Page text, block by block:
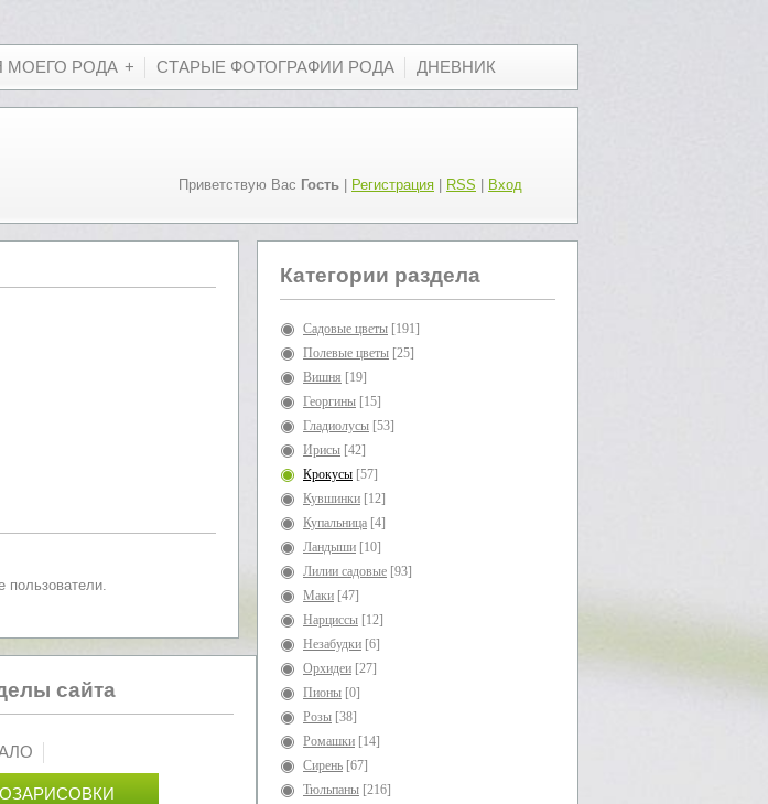
МОЕГО РОДА СТАРЫЕ ФОТОГРАФИИ РОДА ДНЕВНИК
Приветствую Вас Гость Регистрация RSS Вход
пользователи.
Категории раздела
Садовые цветы [191]
Полевые цветы [25]
Вишня [19]
Георгины [15]
Гладиолусы [53]
Ирисы [42]
Крокусы [57]
Кувшинки [12]
Купальница [4]
Ландыши [10]
Лилии садовые [93]
Маки [47]
Нарциссы [12]
Незабудки [6]
Орхидеи [27]
Пионы [0]
Розы [38]
Ромашки [14]
Сирень [67]
Тюльпаны [216]
сайта